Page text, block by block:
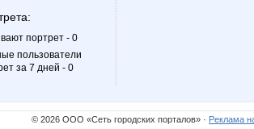
портрет - 0
пользователи
за 7 дней - 0
© 2026 ООО «Сеть городских порталов» · Реклама